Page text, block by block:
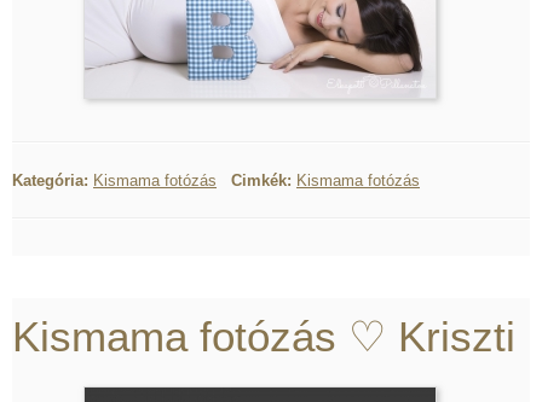
Kategória: Kismama fotózás Cimkék: Kismama fotózás
Kismama fotózás ♡ Kriszti